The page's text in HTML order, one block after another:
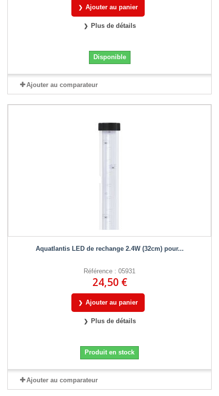
Ajouter au panier
Plus de détails
Disponible
Ajouter au comparateur
Aquatlantis LED de rechange 2.4W (32cm) pour...
Référence : 05931
24,50 €
Ajouter au panier
Plus de détails
Produit en stock
Ajouter au comparateur